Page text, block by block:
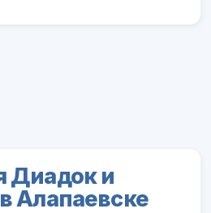
Диадок и
Алапаевске